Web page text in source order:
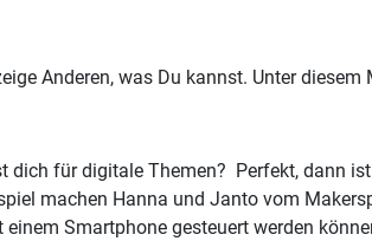
Anderen, was Du kannst. Unter
für digitale Themen? Perfekt, dann
machen Hanna und Janto vom
Smartphone gesteuert werden